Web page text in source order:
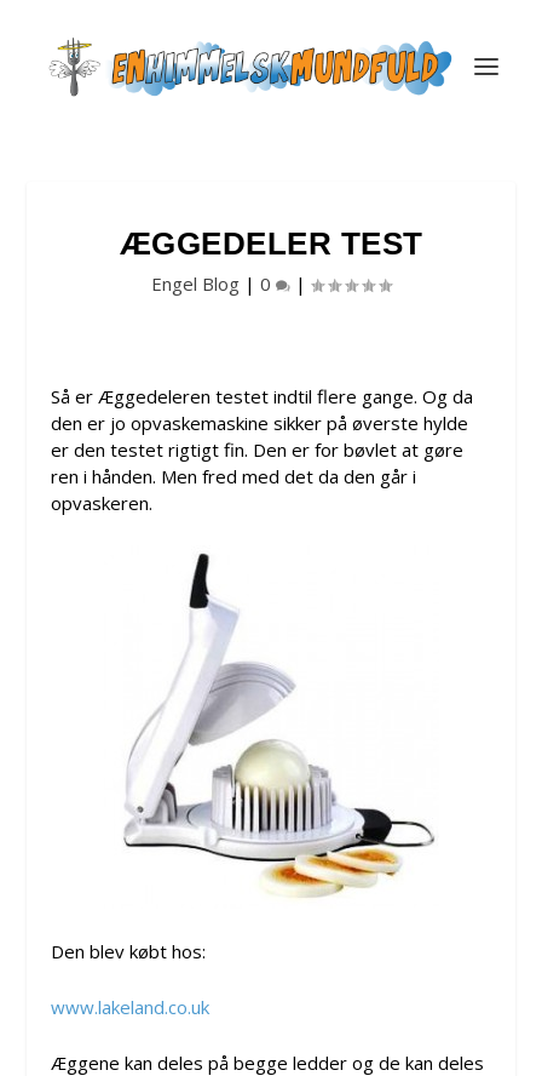
ÆGGEDELER TEST
Engel Blog | 0 |
Så er Æggedeleren testet indtil flere gange. Og da
den er jo opvaskemaskine sikker på øverste hylde
er den testet rigtigt fin. Den er for bøvlet at gøre
ren i hånden. Men fred med det da den går i
opvaskeren.
Den blev købt hos:
www.lakeland.co.uk
Æggene kan deles på begge ledder og de kan deles